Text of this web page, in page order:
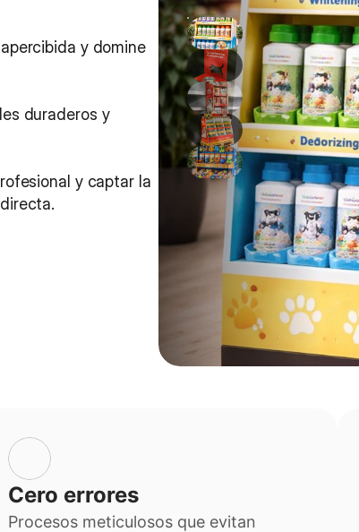
y domine
duraderos y
y captar la
Cero errores
Procesos meticulosos que evitan